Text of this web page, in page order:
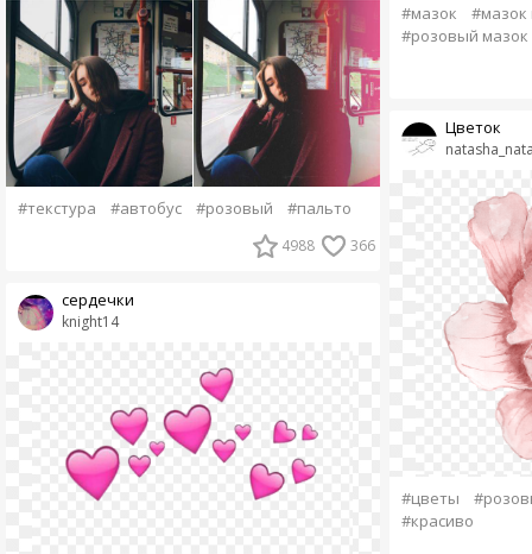
#текстура #автобус #розовый #пальто
4988 366
knight14
сердечки
#мазок
#мазок
#розовый мазок
Цветок
#цветы
#красиво